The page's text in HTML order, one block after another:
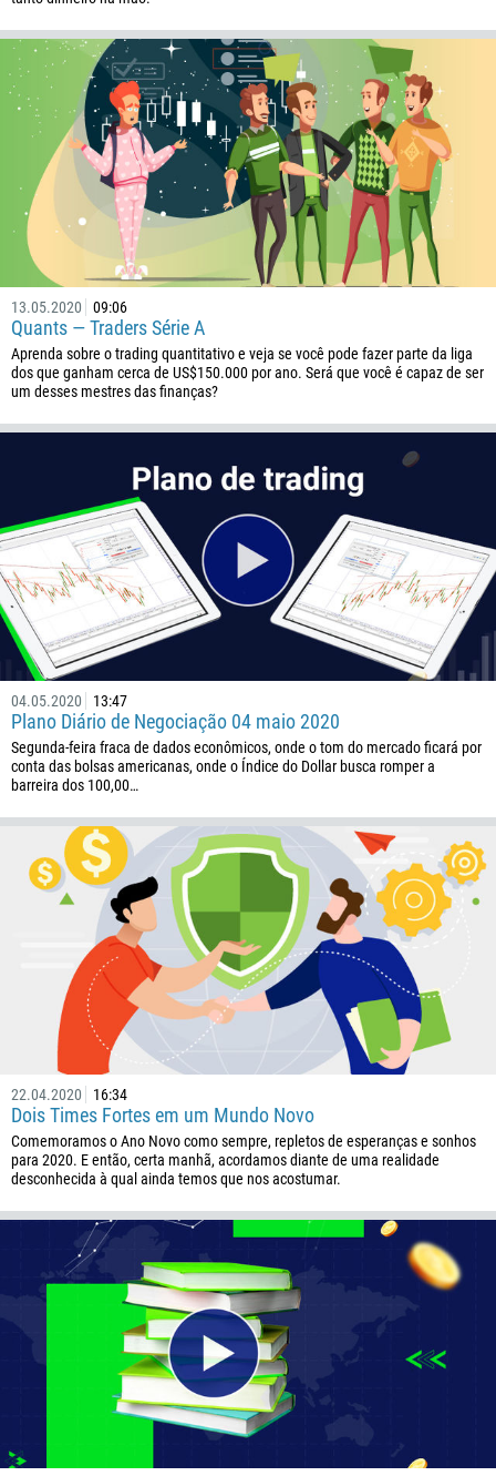
13.05.2020 09:06
Quants — Traders Série A
Aprenda sobre o trading quantitativo e veja se você pode fazer parte da liga
dos que ganham cerca de US$150.000 por ano. Será que você é capaz de ser
um desses mestres das finanças?
04.05.2020 13:47
Plano Diário de Negociação 04 maio 2020
Segunda-feira fraca de dados econômicos, onde o tom do mercado ficará por
conta das bolsas americanas, onde o Índice do Dollar busca romper a
barreira dos 100,00…
22.04.2020 16:34
Dois Times Fortes em um Mundo Novo
Comemoramos o Ano Novo como sempre, repletos de esperanças e sonhos
para 2020. E então, certa manhã, acordamos diante de uma realidade
desconhecida à qual ainda temos que nos acostumar.
Ligue de volta
Número de telefone
1
93
355
213
1684
1264
672
1268
54
374
297
61
43
994
1242
973
880
1246
375
32
501
229
1441
975
591
387
267
55
673
359
226
257
855
Agende uma chamada
00:00
Insira seu e-mail
ME LIGUE DE VOLTA